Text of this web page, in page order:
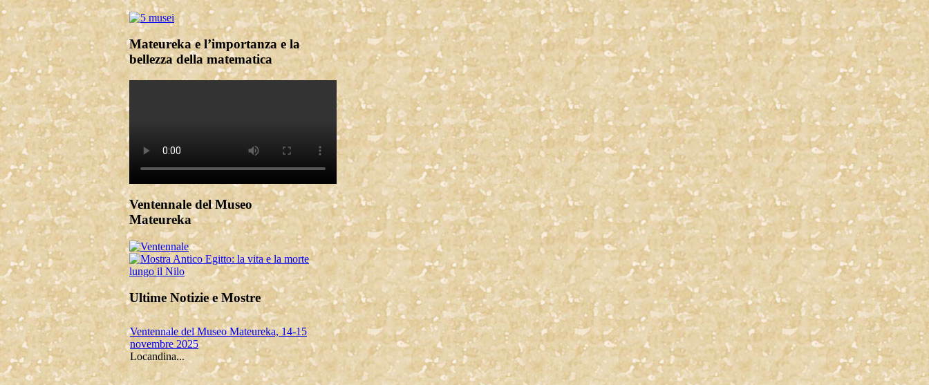
Mateureka e l’importanza e la
bellezza della matematica
Ventennale del Museo
Mateureka
Ultime Notizie e Mostre
Ventennale del Museo Mateureka, 14-15
novembre 2025
Locandina...